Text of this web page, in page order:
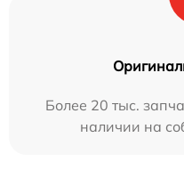
Более 20 тыс.
наличии на